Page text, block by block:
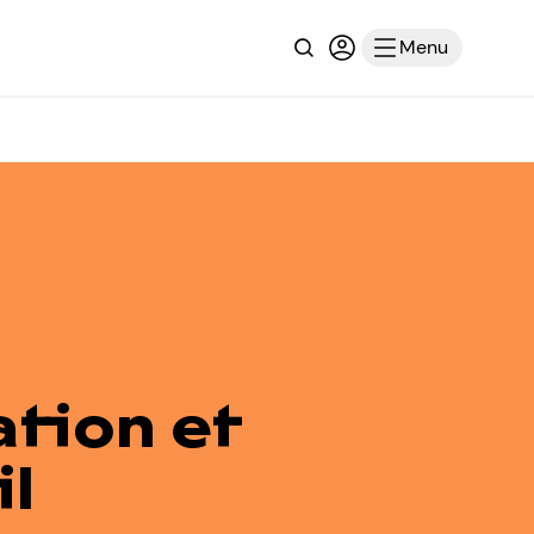
RechercheConnexion ou
Menu
et